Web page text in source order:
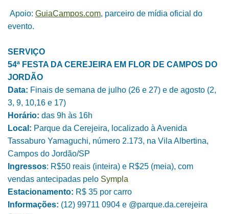
Apoio: GuiaCampos.com, parceiro de mídia oficial do
evento.
SERVIÇO
54ª FESTA DA CEREJEIRA EM FLOR DE CAMPOS DO
JORDÃO
Data: Finais de semana de julho (26 e 27) e de agosto (2,
3, 9, 10,16 e 17)
Horário: das 9h às 16h
Local: Parque da Cerejeira, localizado à Avenida
Tassaburo Yamaguchi, número 2.173, na Vila Albertina,
Campos do Jordão/SP
Ingressos: R$50 reais (inteira) e R$25 (meia), com
vendas antecipadas pelo Sympla
Estacionamento: R$ 35 por carro
Informações: (12) 99711 0904 e @parque.da.cerejeira